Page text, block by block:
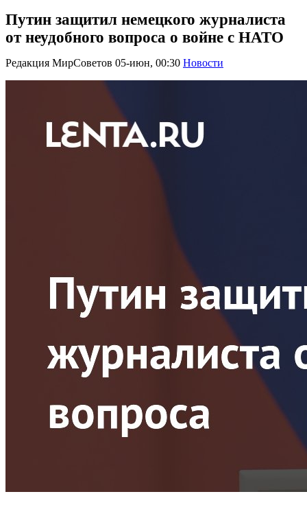
Путин защитил немецкого журналиста
от неудобного вопроса о войне с НАТО
Редакция МирСоветов 05-июн, 00:30 Новости